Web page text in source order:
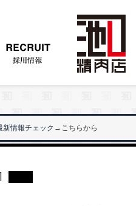
新情報チェック →こちらから